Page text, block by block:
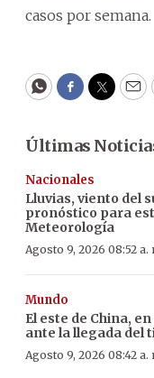
casos por semana.
WhatsApp
Facebook
Últimas
Nacionales
Lluvias, viento del
pronóstico para
Meteorología
Agosto 9, 2026 08:52 a.
Mundo
El este de China,
ante la llegada del
Agosto 9, 2026 08:42 a.